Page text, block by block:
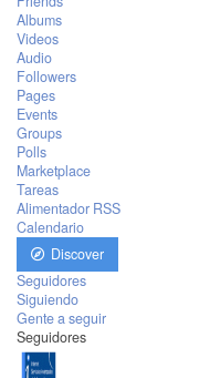
Albums
Videos
Audio
Followers
Pages
Events
Groups
Polls
Marketplace
Tareas
Alimentador RSS
Calendario
Discover
Seguidores
Siguiendo
Gente a seguir
Seguidores